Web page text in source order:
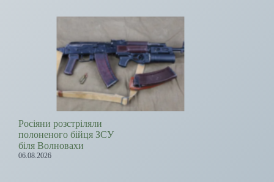
Росіяни розстріляли
полоненого бійця ЗСУ
біля Волновахи
06.08.2026